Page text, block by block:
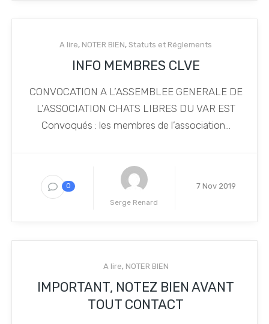
A lire, NOTER BIEN, Statuts et Réglements
INFO MEMBRES CLVE
CONVOCATION A L’ASSEMBLEE GENERALE DE
L’ASSOCIATION CHATS LIBRES DU VAR EST
Convoqués : les membres de l’association...
0
Serge Renard
7 Nov 2019
A lire, NOTER BIEN
IMPORTANT, NOTEZ BIEN AVANT
TOUT CONTACT